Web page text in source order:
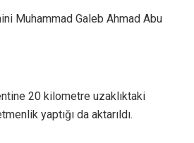
Muhammad Galeb Ahmad Abu
20 kilometre uzaklıktaki
yaptığı da aktarıldı.